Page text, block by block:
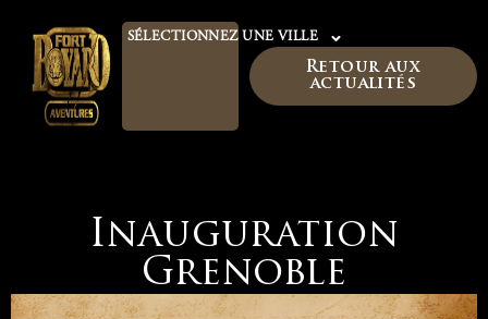
SÉLECTIONNEZ UNE VILLE
Retour aux
actualités
Inauguration
Grenoble